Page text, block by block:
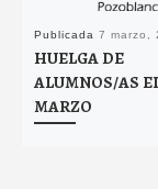
Publicada 7 marzo,
HUELGA DE
ALUMNOS/AS
MARZO